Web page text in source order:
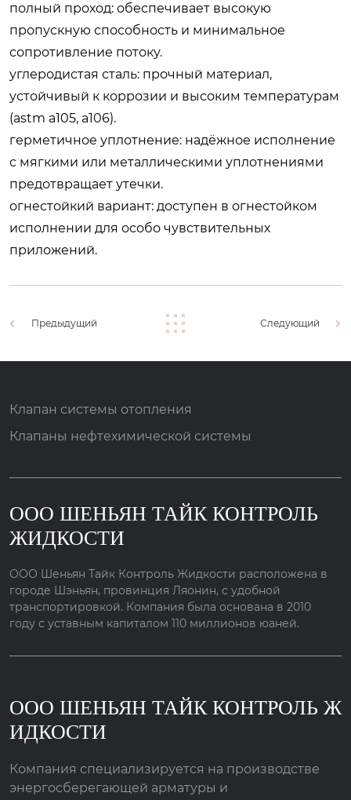
полный проход: обеспечивает высокую
пропускную способность и минимальное
сопротивление потоку.
углеродистая сталь: прочный материал,
устойчивый к коррозии и высоким температурам
(astm a105, a106).
герметичное уплотнение: надёжное исполнение
с мягкими или металлическими уплотнениями
предотвращает утечки.
огнестойкий вариант: доступен в огнестойком
исполнении для особо чувствительных
приложений.
Предыдущий Следующий
Клапан системы отопления
Клапаны нефтехимической системы
ООО ШЕНЬЯН ТАЙК КОНТРОЛЬ
ЖИДКОСТИ
ООО Шеньян Тайк Контроль Жидкости расположена в
городе Шэньян, провинция Ляонин, с удобной
транспортировкой. Компания была основана в 2010
году с уставным капиталом 110 миллионов юаней.
ООО ШЕНЬЯН ТАЙК КОНТРОЛЬ Ж
ИДКОСТИ
Компания специализируется на производстве
энергосберегающей арматуры и